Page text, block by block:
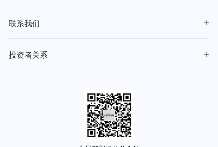
联系我们
投资者关系